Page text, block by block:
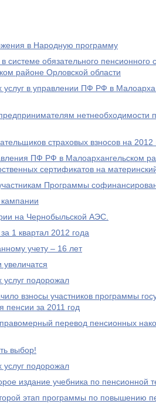
в Народную программу
системе обязательного
районе Орловской области
услуг в управлении ПФ РФ в
нетнеобходимости
страховых взносов на 2012
ПФ РФ в Малоархангельском
сертификатов на
Программы
на Чернобыльской АЭС.
1 квартал 2012 года
учету – 16 лет
подорожал
взносы участников программы
пенсии за 2011 год
перевод пенсионных
выбор!
подорожал
издание учебника по пенсионной
этап программы по повышению